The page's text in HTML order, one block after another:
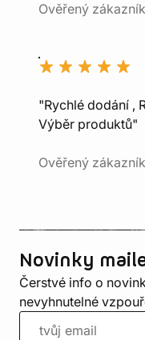
Ověřený
"Rychlé dodání ,
Výběr produktů"
Ověřený
Novinky
Čerstvé info o
nevyhnutelné